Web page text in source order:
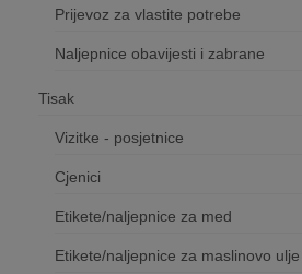
Prijevoz za vlastite potrebe
Naljepnice obavijesti i zabrane
Tisak
Vizitke - posjetnice
Cjenici
Etikete/naljepnice za med
Etikete/naljepnice za maslinovo ulje